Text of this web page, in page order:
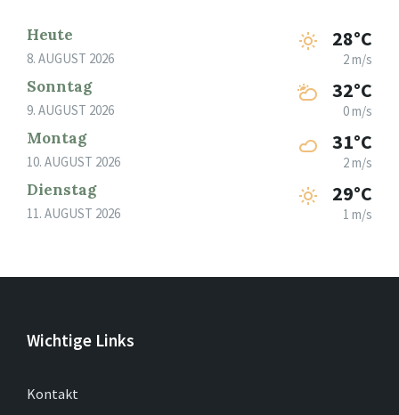
Heute
8. AUGUST 2026
28°C
2 m/s
Sonntag
9. AUGUST 2026
32°C
0 m/s
Montag
10. AUGUST 2026
31°C
2 m/s
Dienstag
11. AUGUST 2026
29°C
1 m/s
Wichtige Links
Kontakt